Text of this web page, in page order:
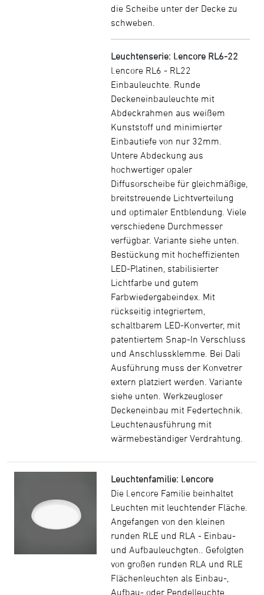
die Scheibe unter der Decke zu
schweben.
Leuchtenserie: l.encore RL6-22
l.encore RL6 - RL22
Einbauleuchte. Runde
Deckeneinbauleuchte mit
Abdeckrahmen aus weißem
Kunststoff und minimierter
Einbautiefe von nur 32mm.
Untere Abdeckung aus
hochwertiger opaler
Diffusorscheibe für gleichmäßige,
breitstreuende Lichtverteilung
und optimaler Entblendung. Viele
verschiedene Durchmesser
verfügbar. Variante siehe unten.
Bestückung mit hocheffizienten
LED-Platinen, stabilisierter
Lichtfarbe und gutem
Farbwiedergabeindex. Mit
rückseitig integriertem,
schaltbarem LED-Konverter, mit
patentiertem Snap-In Verschluss
und Anschlussklemme. Bei Dali
Ausführung muss der Konvetrer
extern platziert werden. Variante
siehe unten. Werkzeugloser
Deckeneinbau mit Federtechnik.
Leuchtenausführung mit
wärmebeständiger Verdrahtung.
Leuchtenfamilie: l.encore
Die l.encore Familie beinhaltet
Leuchten mit leuchtender Fläche.
Angefangen von den kleinen
runden RLE und RLA - Einbau-
und Aufbauleuchgten.. Gefolgten
von großen runden RLA und RLE
Flächenleuchten als Einbau-,
Aufbau- oder Pendelleuchte.